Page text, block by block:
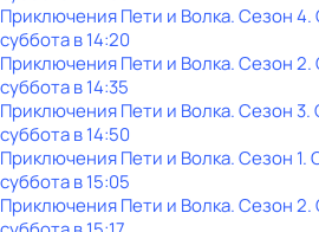
Приключения Пети и Волка. Сезон 4.
субботав14:20
Приключения Пети и Волка. Сезон 2.
субботав14:35
Приключения Пети и Волка. Сезон 3.
субботав14:50
Приключения Пети и Волка. Сезон 1.
субботав15:05
Приключения Пети и Волка. Сезон 2.